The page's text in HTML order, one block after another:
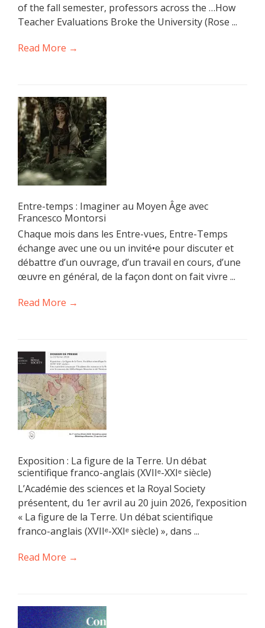
of the fall semester, professors across the …How
Teacher Evaluations Broke the University (Rose ...
Read More →
Entre-temps : Imaginer au Moyen Âge avec
Francesco Montorsi
Chaque mois dans les Entre-vues, Entre-Temps
échange avec une ou un invité•e pour discuter et
débattre d’un ouvrage, d’un travail en cours, d’une
œuvre en général, de la façon dont on fait vivre ...
Read More →
Exposition : La figure de la Terre. Un débat
scientifique franco-anglais (XVIIᵉ-XXIᵉ siècle)
L’Académie des sciences et la Royal Society
présentent, du 1er avril au 20 juin 2026, l’exposition
« La figure de la Terre. Un débat scientifique
franco-anglais (XVIIᵉ-XXIᵉ siècle) », dans ...
Read More →